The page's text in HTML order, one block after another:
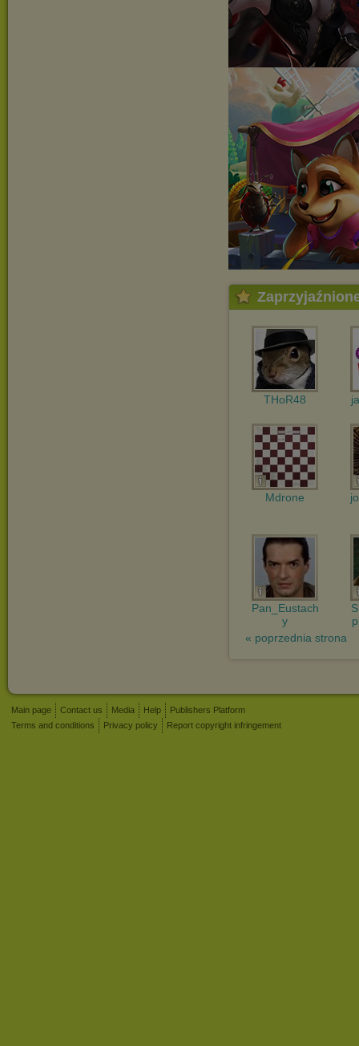
THoR48
Mdrone
Pan_Eustach
y
« poprzednia strona
Main page Contact us Media Help
Publishers Platform
Terms and conditions
Privacy policy Report copyright infringement